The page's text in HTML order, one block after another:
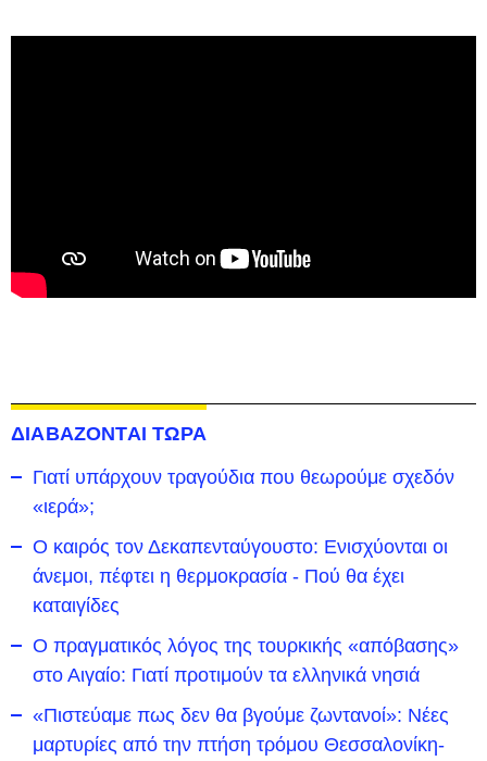
ΔΙΑΒΑΖΟΝΤΑΙ ΤΩΡΑ
Γιατί υπάρχουν τραγούδια που θεωρούμε σχεδόν
«ιερά»;
Ο καιρός τον Δεκαπενταύγουστο: Ενισχύονται οι
άνεμοι, πέφτει η θερμοκρασία - Πού θα έχει
καταιγίδες
Ο πραγματικός λόγος της τουρκικής «απόβασης»
στο Αιγαίο: Γιατί προτιμούν τα ελληνικά νησιά
«Πιστεύαμε πως δεν θα βγούμε ζωντανοί»: Νέες
μαρτυρίες από την πτήση τρόμου Θεσσαλονίκη-